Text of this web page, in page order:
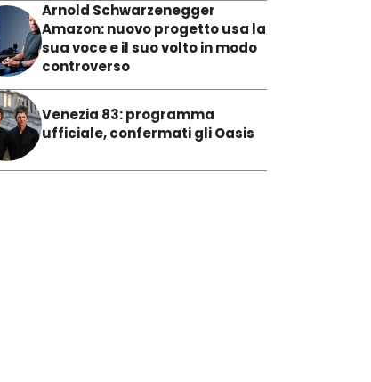
Arnold Schwarzenegger
Amazon: nuovo progetto usa la
sua voce e il suo volto in modo
controverso
Venezia 83: programma
ufficiale, confermati gli Oasis